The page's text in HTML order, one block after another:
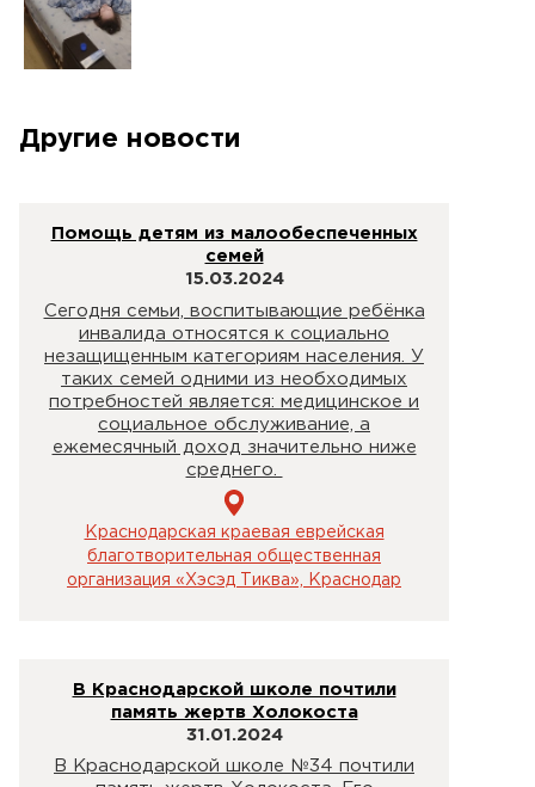
Другие новости
Помощь детям из малообеспеченных
семей
15.03.2024
Сегодня семьи, воспитывающие ребёнка
инвалида относятся к социально
незащищенным категориям населения. У
таких семей одними из необходимых
потребностей является: медицинское и
социальное обслуживание, а
ежемесячный доход значительно ниже
среднего.
Краснодарская краевая еврейская
благотворительная общественная
организация «Хэсэд Тиква», Краснодар
В Краснодарской школе почтили
память жертв Холокоста
31.01.2024
В Краснодарской школе №34 почтили